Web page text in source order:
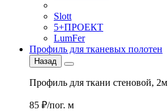
Slott
5+ПРОЕКТ
LumFer
Профиль для тканевых полотен
Назад
Профиль для ткани стеновой, 2м
85 ₽/пог. м